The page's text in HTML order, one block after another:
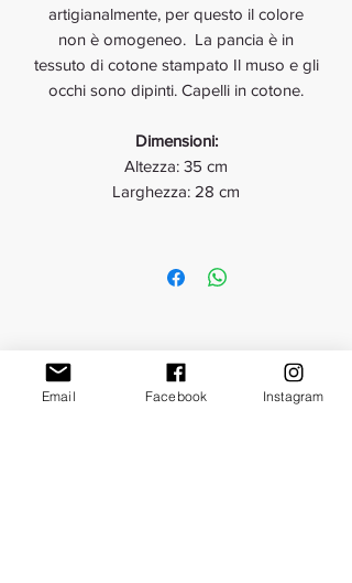
artigianalmente, per questo il colore
non è omogeneo. La pancia è in
tessuto di cotone stampato Il muso e gli
occhi sono dipinti. Capelli in cotone.
Dimensioni:
Altezza: 35 cm
Larghezza: 28 cm
Pupazzi di Pezza
Email Facebook Instagram